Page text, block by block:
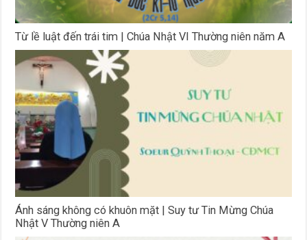
Từ lề luật đến trái tim | Chúa Nhật VI Thường niên năm A
Ánh sáng không có khuôn mặt | Suy tư Tin Mừng Chúa
Nhật V Thường niên A